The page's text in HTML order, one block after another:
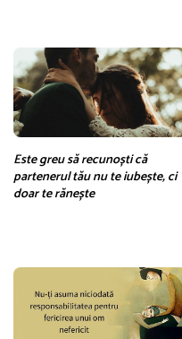
Este greu să recunoști că
partenerul tău nu te iubește, ci
doar te rănește